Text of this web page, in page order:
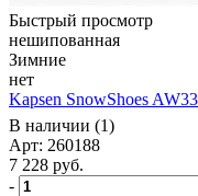
Быстрый просмотр
нешипованная
Зимние
нет
Kapsen SnowShoes
В наличии (1)
Арт: 260188
7 228 руб.
-